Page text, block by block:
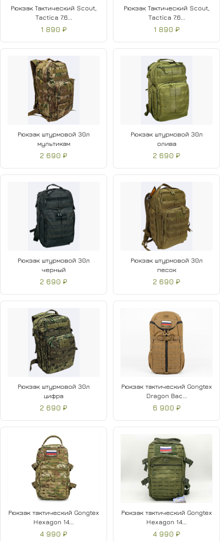
Рюкзак Тактический Scout,
Tactica 7.6...
1 890 ₽
Рюкзак Тактический Scout,
Tactica 7.6...
1 890 ₽
Рюкзак штурмовой 30л
мультикам
2 690 ₽
Рюкзак штурмовой 30л
олива
2 690 ₽
Рюкзак штурмовой 30л
черный
2 690 ₽
Рюкзак штурмовой 30л
песок
2 690 ₽
Рюкзак штурмовой 30л
цифра
2 690 ₽
Рюкзак тактический Gongtex
Dragon Bac...
6 900 ₽
Рюкзак тактический Gongtex
Hexagon 14...
4 990 ₽
Рюкзак тактический Gongtex
Hexagon 14...
4 990 ₽